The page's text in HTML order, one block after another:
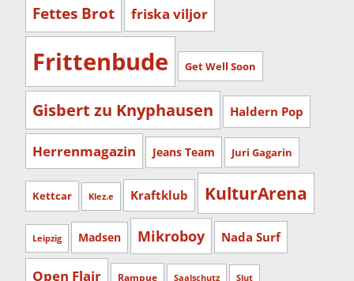
Fettes Brot friska viljor
Frittenbude Get Well Soon
Gisbert zu Knyphausen Haldern Pop
Herrenmagazin Jeans Team Juri Gagarin
Kettcar Klez.e Kraftklub KulturArena
Leipzig Madsen Mikroboy Nada Surf
Open Flair Rampue Saalschutz Slut